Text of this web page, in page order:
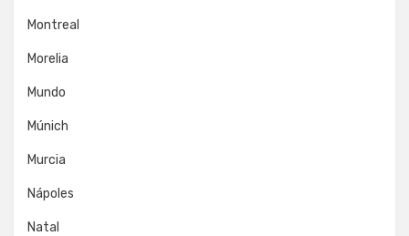
Montreal
Morelia
Mundo
Múnich
Murcia
Nápoles
Natal